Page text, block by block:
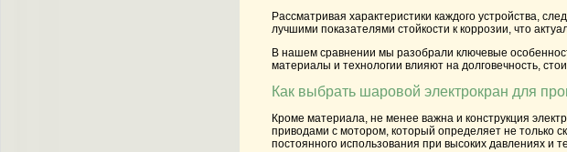
Рассматривая характеристики каждого устройства,
лучшими показателями стойкости к коррозии, что
В нашем сравнении мы разобрали ключевые
материалы и технологии влияют на долговечность,
Как выбрать шаровой электрокран для
Кроме материала, не менее важна и конструкция
приводами с мотором, который определяет не только
постоянного использования при высоких давлениях и